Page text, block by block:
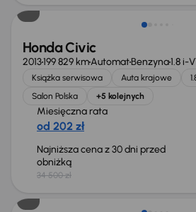
Honda Civic
2013199 829 kmAutomatBenzyna1.8 i-
Książka serwisowa Auta krajowe
Salon Polska
+5 kolejnych
Miesięczna rata
od 202 zł
Najniższa cena z 30 dni przed
obniżką
34 500 zł
Świeżo skupione